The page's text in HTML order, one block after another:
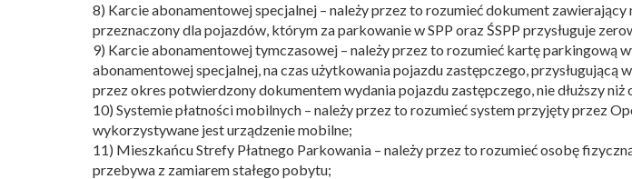
8) Karcie abonamentowej specjalnej – należy przez to rozumieć dokument
przeznaczony dla pojazdów, którym za parkowanie w SPP oraz ŚSPP przysługuje
9) Karcie abonamentowej tymczasowej – należy przez to rozumieć kartę
abonamentowej specjalnej, na czas użytkowania pojazdu zastępczego,
przez okres potwierdzony dokumentem wydania pojazdu zastępczego, nie dłuższy
10) Systemie płatności mobilnych – należy przez to rozumieć system przyjęty przez
wykorzystywane jest urządzenie mobilne;
11) Mieszkańcu Strefy Płatnego Parkowania – należy przez to rozumieć osobę
przebywa z zamiarem stałego pobytu;